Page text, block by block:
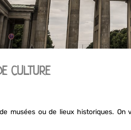
CULTURE
musées ou de lieux historiques. On